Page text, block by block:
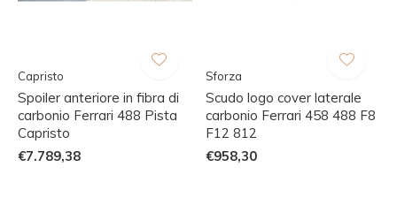
Capristo
Spoiler anteriore in fibra di
carbonio Ferrari 488 Pista
Capristo
€7.789,38
Sforza
Scudo logo cover laterale
carbonio Ferrari 458 488 F8
F12 812
€958,30